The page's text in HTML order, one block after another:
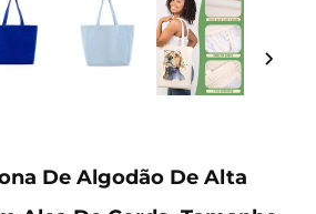
De Algodão De Alta